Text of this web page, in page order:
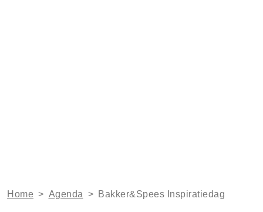
Home > Agenda > Bakker&Spees Inspiratiedag